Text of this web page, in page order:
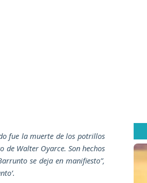
fue la muerte de los potrillos
de Walter Oyarce. Son hechos
se deja en manifiesto”,